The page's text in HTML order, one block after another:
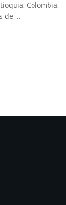
Colombia,
de ...